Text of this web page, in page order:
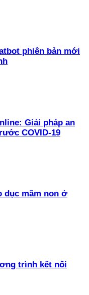
phiên bản mới
Giải pháp an
COVID-19
dục mầm non ở
trình kết nối